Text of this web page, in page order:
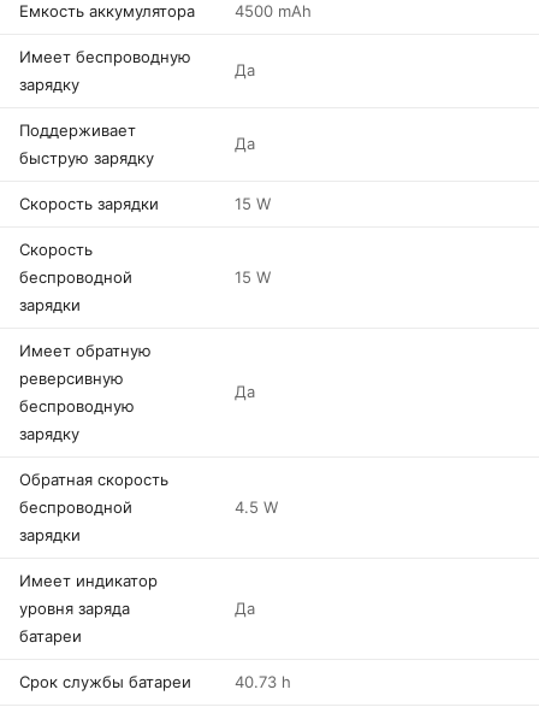
Емкость аккумулятора 4500 mAh
Имеет беспроводную
зарядку
Да
Поддерживает
быструю зарядку
Да
Скорость зарядки 15 W
Скорость
беспроводной
зарядки
15 W
Имеет обратную
реверсивную
беспроводную
зарядку
Да
Обратная скорость
беспроводной
зарядки
4.5 W
Имеет индикатор
уровня заряда
батареи
Да
Срок службы батареи 40.73 h